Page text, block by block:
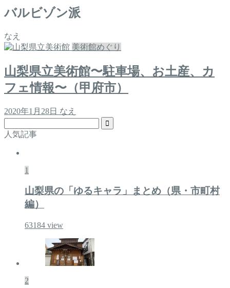
バルビゾン派
なえ
美術館めぐり
山梨県立美術館〜駐車場、お土産、カ
フェ情報〜（甲府市）
2020年1月28日 なえ
人気記事
1
山梨県の「ゆるキャラ」まとめ（県・市町村
編）
63184 view
2